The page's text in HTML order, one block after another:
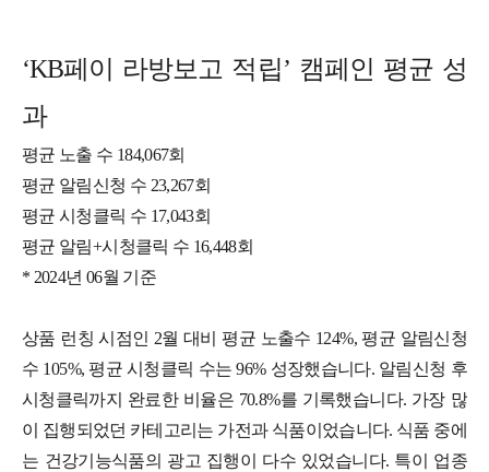
‘KB페이 라방보고 적립’ 캠페인 평균 성
과
평균 노출 수 184,067회
평균 알림신청 수 23,267회
평균 시청클릭 수 17,043회
평균 알림+시청클릭 수 16,448회
* 2024년 06월 기준
상품 런칭 시점인 2월 대비 평균 노출수 124%, 평균 알림신청
수 105%, 평균 시청클릭 수는 96% 성장했습니다. 알림신청 후
시청클릭까지 완료한 비율은 70.8%를 기록했습니다. 가장 많
이 집행되었던 카테고리는 가전과 식품이었습니다. 식품 중에
는 건강기능식품의 광고 집행이 다수 있었습니다. 특이 업종